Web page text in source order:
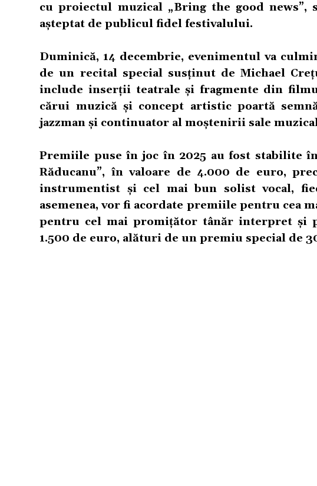
cu proiectul muzical „Bring the good
așteptat de publicul fidel festivalului.
Duminică, 14 decembrie, evenimentul va
de un recital special susținut de Michael
include inserții teatrale și fragmente din
cărui muzică și concept artistic poartă
jazzman și continuator al moștenirii sale
Premiile puse în joc în 2025 au fost stabilite
Răducanu”, în valoare de 4.000 de euro,
instrumentist și cel mai bun solist vocal,
asemenea, vor fi acordate premiile pentru cea
pentru cel mai promițător tânăr interpret și
1.500 de euro, alături de un premiu special de